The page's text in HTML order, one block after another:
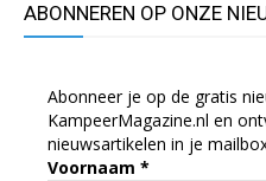
ABONNEREN OP ONZE
Abonneer je op de gratis
KampeerMagazine.nl en
nieuwsartikelen in je
Voornaam *